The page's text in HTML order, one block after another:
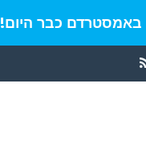
באמסטרדם כבר היום!